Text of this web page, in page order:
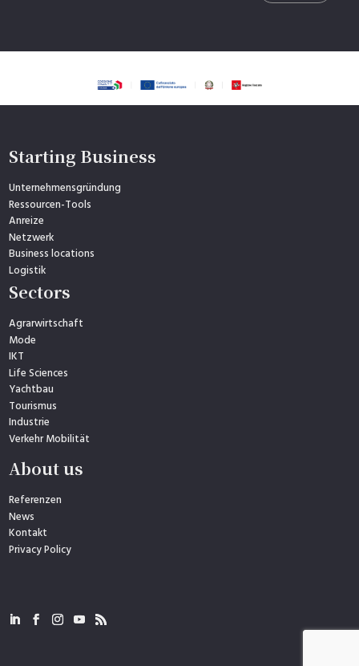
Starting Business
Unternehmensgründung
Ressourcen-Tools
Anreize
Netzwerk
Business locations
Logistik
Sectors
Agrarwirtschaft
Mode
IKT
Life Sciences
Yachtbau
Tourismus
Industrie
Verkehr Mobilität
About us
Referenzen
News
Kontakt
Privacy Policy